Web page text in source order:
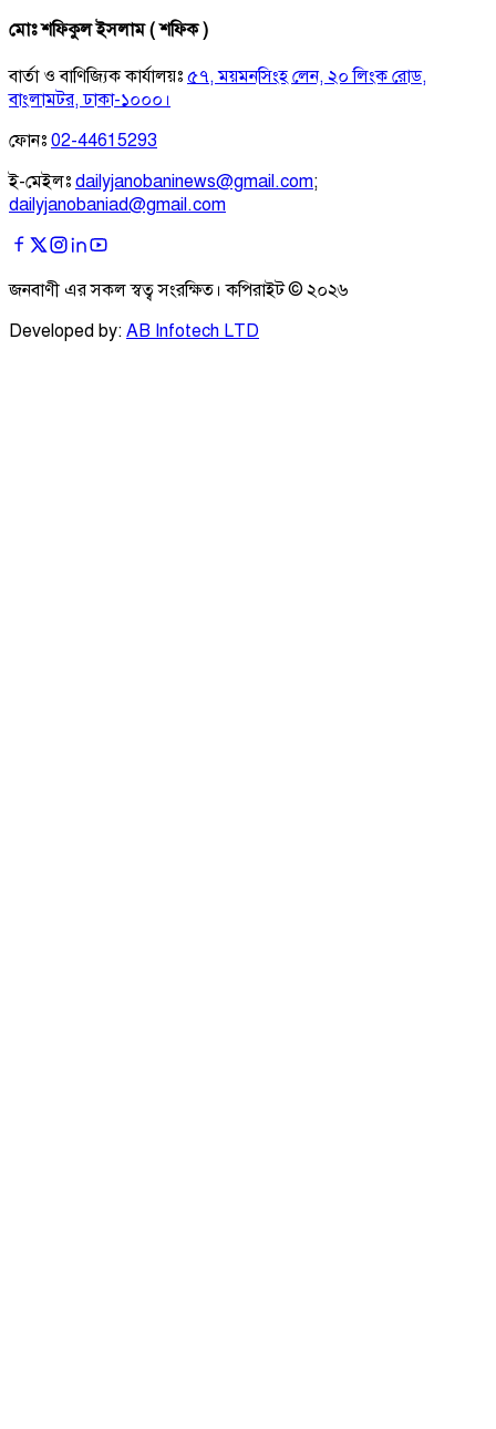
মোঃ শফিকুল ইসলাম ( শফিক )
বার্তা ও বাণিজ্যিক কার্যালয়ঃ ৫৭, ময়মনসিংহ লেন, ২০ লিংক রোড,
বাংলামটর, ঢাকা-১০০০।
ফোনঃ 02-44615293
ই-মেইলঃ dailyjanobaninews@gmail.com;
dailyjanobaniad@gmail.com
জনবাণী এর সকল স্বত্ব সংরক্ষিত। কপিরাইট © ২০২৬
Developed by: AB Infotech LTD